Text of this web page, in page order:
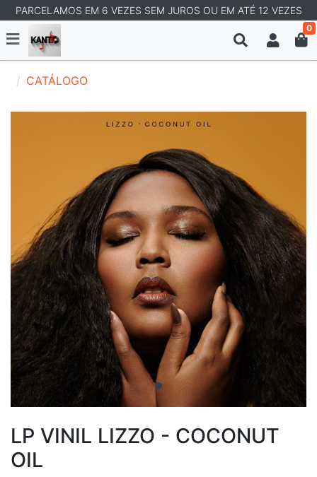
PARCELAMOS EM 6 VEZES SEM JUROS OU EM ATÉ 12 VEZES
0
CATÁLOGO
LP VINIL LIZZO - COCONUT
OIL